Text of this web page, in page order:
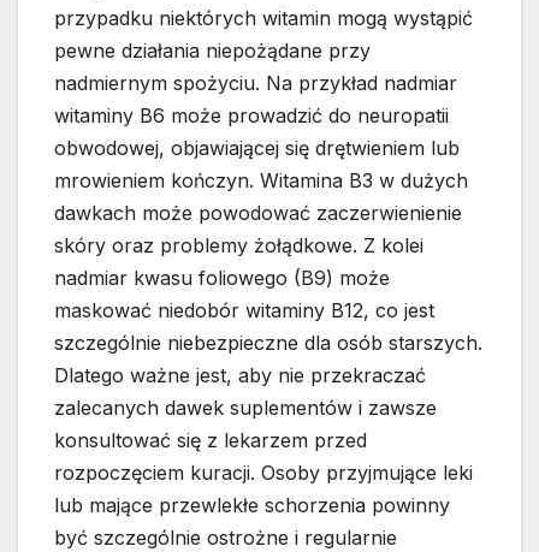
przypadku niektórych witamin mogą wystąpić
pewne działania niepożądane przy
nadmiernym spożyciu. Na przykład nadmiar
witaminy B6 może prowadzić do neuropatii
obwodowej, objawiającej się drętwieniem lub
mrowieniem kończyn. Witamina B3 w dużych
dawkach może powodować zaczerwienienie
skóry oraz problemy żołądkowe. Z kolei
nadmiar kwasu foliowego (B9) może
maskować niedobór witaminy B12, co jest
szczególnie niebezpieczne dla osób starszych.
Dlatego ważne jest, aby nie przekraczać
zalecanych dawek suplementów i zawsze
konsultować się z lekarzem przed
rozpoczęciem kuracji. Osoby przyjmujące leki
lub mające przewlekłe schorzenia powinny
być szczególnie ostrożne i regularnie